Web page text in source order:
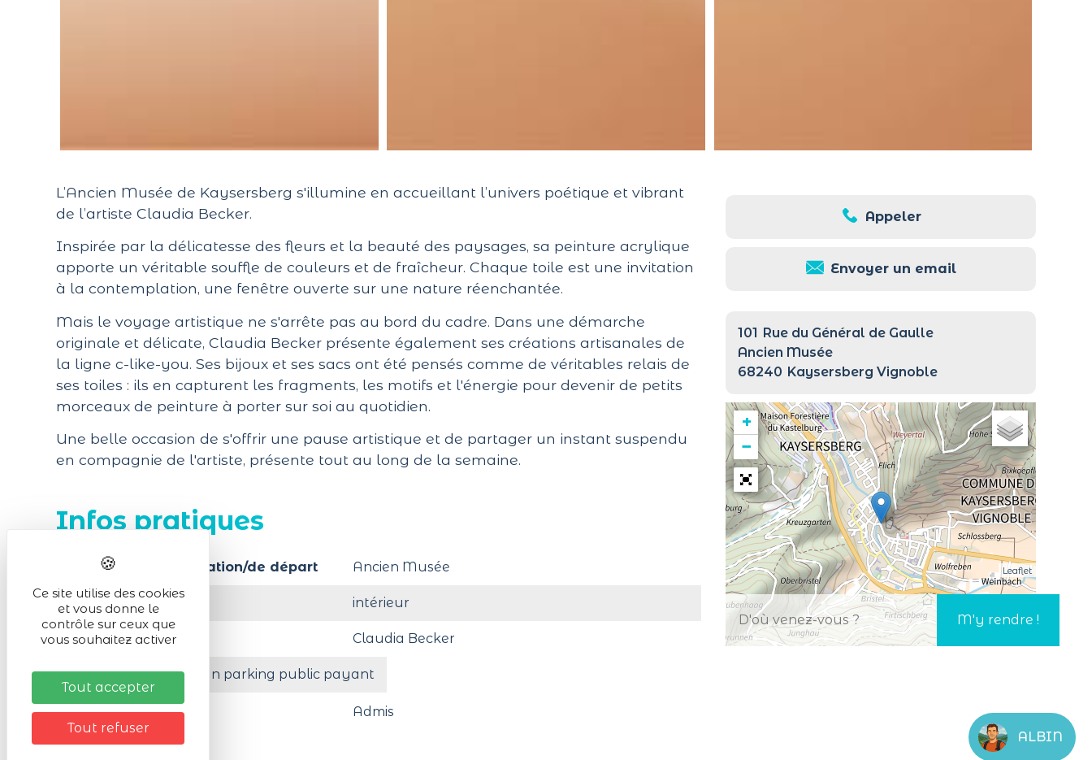
Appeler
Envoyer un email
101 Rue du Général de Gaulle
Ancien Musée
68240 Kaysersberg Vignoble
+
−
Leaflet
L’Ancien Musée de Kaysersberg s'illumine en accueillant l’univers poétique et vibrant
de l’artiste Claudia Becker.
Inspirée par la délicatesse des fleurs et la beauté des paysages, sa peinture acrylique
apporte un véritable souffle de couleurs et de fraîcheur. Chaque toile est une invitation
à la contemplation, une fenêtre ouverte sur une nature réenchantée.
Mais le voyage artistique ne s'arrête pas au bord du cadre. Dans une démarche
originale et délicate, Claudia Becker présente également ses créations artisanales de
la ligne c-like-you. Ses bijoux et ses sacs ont été pensés comme de véritables relais de
ses toiles : ils en capturent les fragments, les motifs et l'énergie pour devenir de petits
morceaux de peinture à porter sur soi au quotidien.
Une belle occasion de s'offrir une pause artistique et de partager un instant suspendu
en compagnie de l'artiste, présente tout au long de la semaine.
Infos pratiques
Lieu de la manifestation/de départ Ancien Musée
Activité en : intérieur
Organisé par Claudia Becker
A moins de 200 m d'un parking public payant
Animaux acceptés Admis
ALBIN
Ce site utilise des cookies
et vous donne le
contrôle sur ceux que
vous souhaitez activer
Tout accepter
Tout refuser